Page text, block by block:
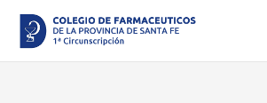
contenido